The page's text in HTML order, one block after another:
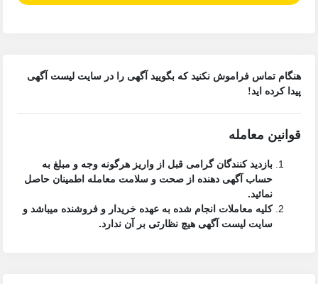
هنگام تماس فراموش نکنید که بگویید آگهی را درسایت لیست آگهی
پیدا کرده اید!
قوانین معامله
بازدید کنندگان گرامی قبل از واریز هرگونه وجه و مبلغ به
حساب آگهی دهنده از صحت و سلامت معامله اطمینان حاصل
نمائید.
کلیه معاملات انجام شده به عهده خریدار و فروشنده میباشد و
سایت لیست آگهی هیچ نظارتی بر آن ندارد.